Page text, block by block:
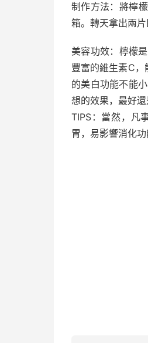
制作方法：將檸
箱。轉天拿出兩
美容功效：檸檬
豐富的維生素C
的美白功能不能
想的效果，最好還
TIPS：當然，凡
胃，易影響消化